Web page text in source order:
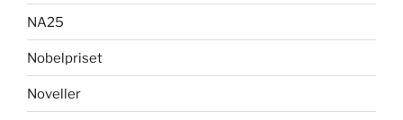
NA25
Nobelpriset
Noveller